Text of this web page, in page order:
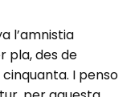
l’amnistia
pla, des de
I penso